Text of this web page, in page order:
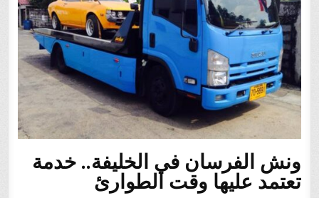
ونش الفرسان في الخليفة.. خدمة
تعتمد عليها وقت الطوارئ